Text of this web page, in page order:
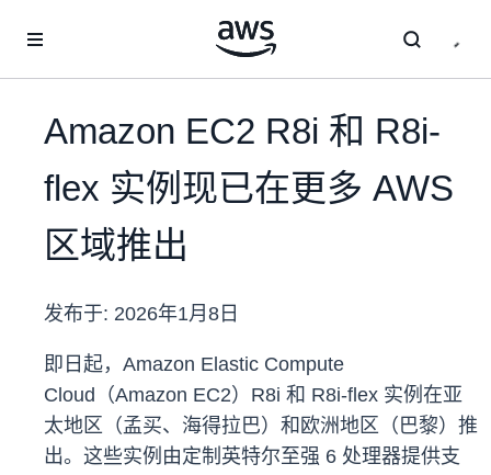
Amazon EC2 R8i 和 R8i-
flex 实例现已在更多 AWS
区域推出
发布于: 2026年1月8日
即日起，Amazon Elastic Compute
Cloud（Amazon EC2）R8i 和 R8i-flex 实例在亚
太地区（孟买、海得拉巴）和欧洲地区（巴黎）推
出。这些实例由定制英特尔至强 6 处理器提供支